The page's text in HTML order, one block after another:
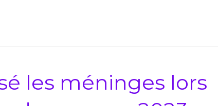
les méninges lors